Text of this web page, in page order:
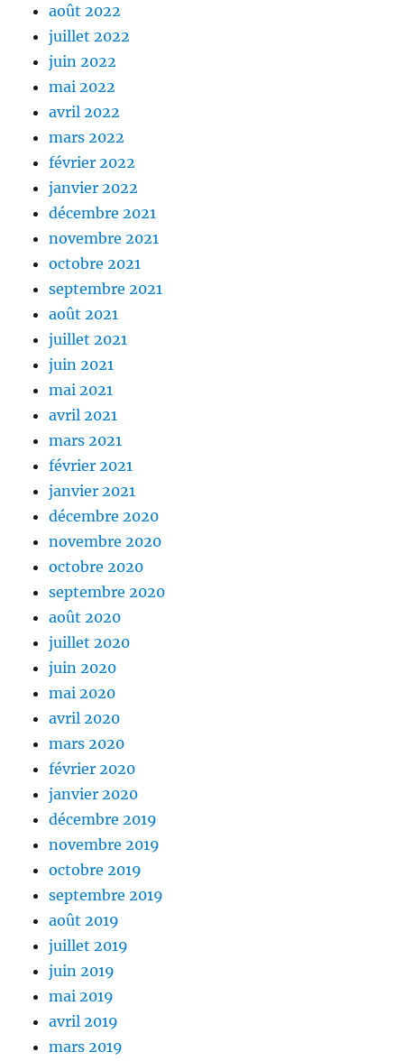
août 2022
juillet 2022
juin 2022
mai 2022
avril 2022
mars 2022
février 2022
janvier 2022
décembre 2021
novembre 2021
octobre 2021
septembre 2021
août 2021
juillet 2021
juin 2021
mai 2021
avril 2021
mars 2021
février 2021
janvier 2021
décembre 2020
novembre 2020
octobre 2020
septembre 2020
août 2020
juillet 2020
juin 2020
mai 2020
avril 2020
mars 2020
février 2020
janvier 2020
décembre 2019
novembre 2019
octobre 2019
septembre 2019
août 2019
juillet 2019
juin 2019
mai 2019
avril 2019
mars 2019